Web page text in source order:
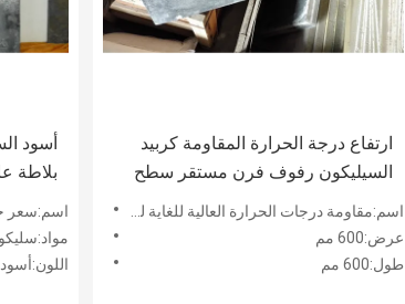
أسود
بلاطة
اسم:سعر جيد
اللون:أسود
ارتفاع درجة الحرارة المقاومة كربيد
السيليكون رفوف فرن مستقر سطح
مصقول
اسم:مقاومة درجات الحرارة العالية للغاية لوحة كربيد السيليكون
عرض:600 مم
طول:600 مم